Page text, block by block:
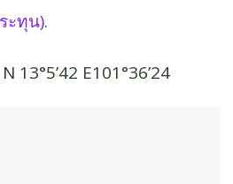
ะทุน).
13°5’42 E101°36’24